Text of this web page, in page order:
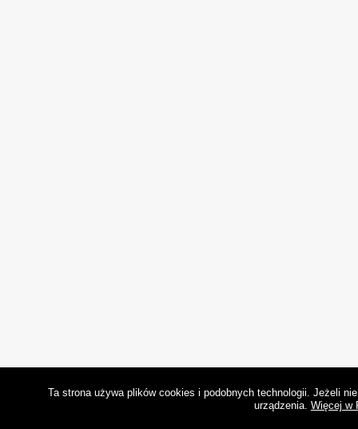
Ta strona używa plików cookies i podobnych technologii. Jeżeli
urządzenia. Więcej w